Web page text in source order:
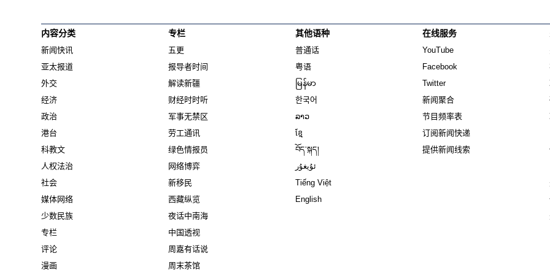
内容分类
新闻快讯
亚太报道
外交
经济
政治
港台
科教文
人权法治
社会
媒体网络
少数民族
专栏
评论
漫画
专栏
五更
报导者时间
解读新疆
财经时时听
军事无禁区
劳工通讯
绿色情报员
网络博弈
新移民
西藏纵览
夜话中南海
中国透视
周嘉有话说
周末茶馆
其他语种
普通话
粤语
မြန်မာ
한국어
ລາວ
ខ្មែ
བོད་སྐད།
ئۇيغۇر
Tiếng Việt
English
在线服务
YouTube
Facebook
Twitter
新闻聚合
节目频率表
订阅新闻快递
提供新闻线索